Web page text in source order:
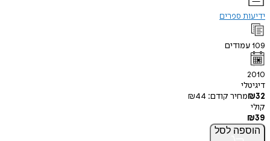
ידיעות ספרים
109עמודים
2010
דיגיטלי
₪32 מחיר קודם: ₪44
קולי
₪39
הוספה לסל